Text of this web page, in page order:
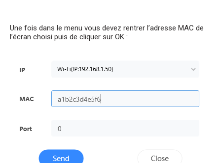
Une fois dans le menu vous devez rentrer l’adresse MAC de
l’écran choisi puis de cliquer sur OK :